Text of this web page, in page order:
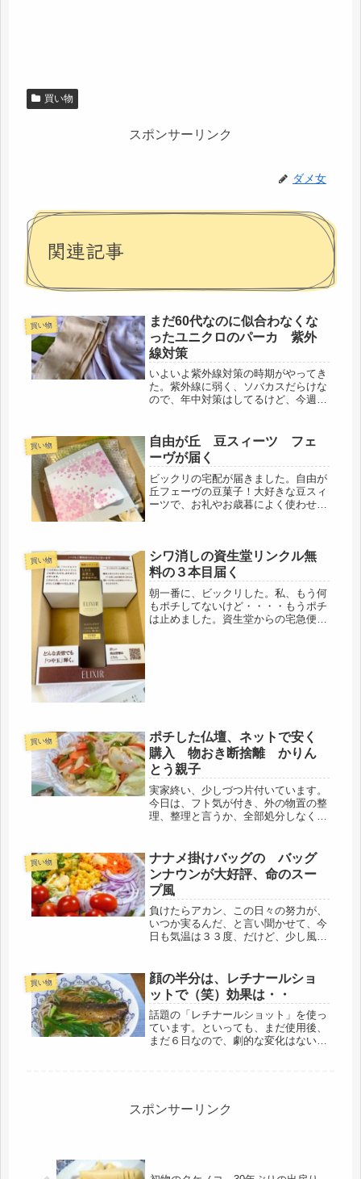
買い物
スポンサーリンク
ダメ女
関連記事
買い物
まだ60代なのに似合わなくな
ったユニクロのパーカ 紫外
線対策
いよいよ紫外線対策の時期がやってき
た。紫外線に弱く、ソバカスだらけな
ので、年中対策はしてるけど、今週中
雨開けは、７月半ば。開けたら、熱風
がやってくる。とりあえず、バーゲン
前の...
買い物
自由が丘 豆スィーツ フェ
ーヴが届く
ビックリの宅配が届きました。自由が
丘フェーヴの豆菓子！大好きな豆スィ
ーツで、お礼やお歳暮によく使わせて
で、感激(=ﾟωﾟ)ﾉでも、なんで？開...
買い物
シワ消しの資生堂リンクル無
料の３本目届く
朝一番に、ビックリした。私、もう何
もポチしてないけど・・・・もうポチ
は止めました。資生堂からの宅急便。
買い物
ポチした仏壇、ネットで安く
購入 物おき断捨離 かりん
とう親子
実家終い、少しづつ片付いています。
今日は、フト気が付き、外の物置の整
理、整理と言うか、全部処分しなくて
ンが止まった時に、庭でアウトドア生
活ができるようにと。もちろん、テン
ト...
買い物
ナナメ掛けバッグの バッグ
ンナウンが大好評、命のスー
プ風
負けたらアカン、この日々の努力が、
いつか実るんだ、と言い聞かせて、今
日も気温は３３度、だけど、少し風も
し、駅前まで、歩くことに。筋トレ同
級生は、５時前に起きているそうなの
で、...
買い物
顔の半分は、レチナールショ
ットで（笑）効果は・・
話題の「レチナールショット」を使っ
ています。といっても、まだ使用後、
まだ６日なので、劇的な変化はないけ
で、変...
スポンサーリンク